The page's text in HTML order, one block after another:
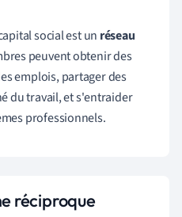
social est un réseau
peuvent obtenir des
emplois, partager des
du travail, et s'entraider
professionnels.
réciproque